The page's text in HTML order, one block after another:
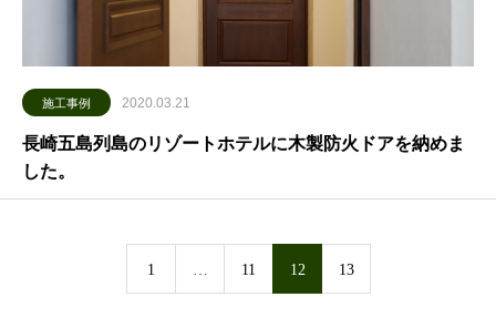
施工事例 2020.03.21
長崎五島列島のリゾートホテルに木製防火ドアを納めま
した。
1 … 11 12 13